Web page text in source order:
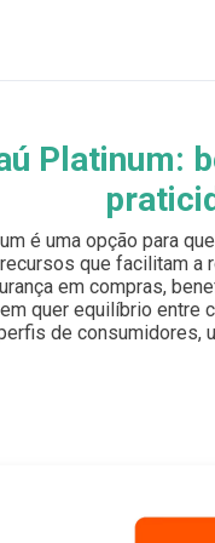
Platinum:
é uma opção para
que facilitam a
em compras,
quer equilíbrio
de consumidores,